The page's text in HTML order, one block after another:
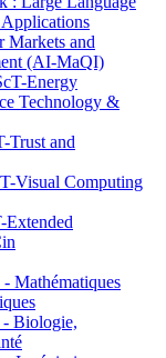
and
(AI-MaQI)
Energy
Technology &
Trust and
Visual Computing
Mathématiques
Biologie,